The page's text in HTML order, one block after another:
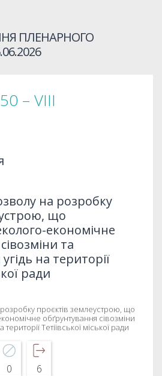
ПЛЕНАРНОГО
– VIIІ
на розробку
що
економічне
та
на території
ради
проєктів землеустрою, що
обґрунтування сівозміни
Тетіївської міської ради
0 6